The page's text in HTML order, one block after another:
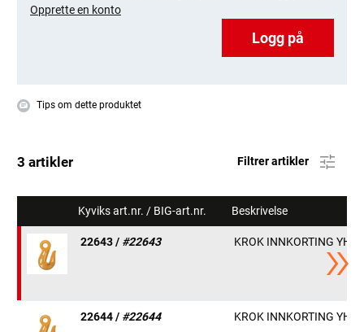
Opprette en konto
Logg på
Tips om dette produktet
3 artikler Filtrer artikler
Kyviks art.nr. / BIG-art.nr. Beskrivelse
22643 / #22643 KROK INNKORTING YH
22644 / #22644 KROK INNKORTING